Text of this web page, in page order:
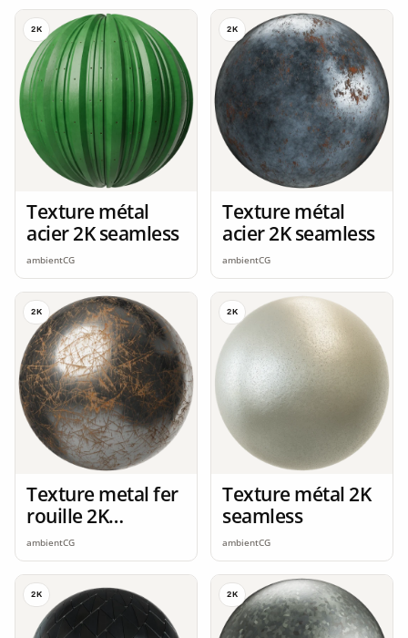
2K
Texture métal
acier 2K seamless
ambientCG
2K
Texture métal
acier 2K seamless
ambientCG
2K
Texture metal fer
rouille 2K
seamless
ambientCG
2K
Texture métal 2K
seamless
ambientCG
2K 2K